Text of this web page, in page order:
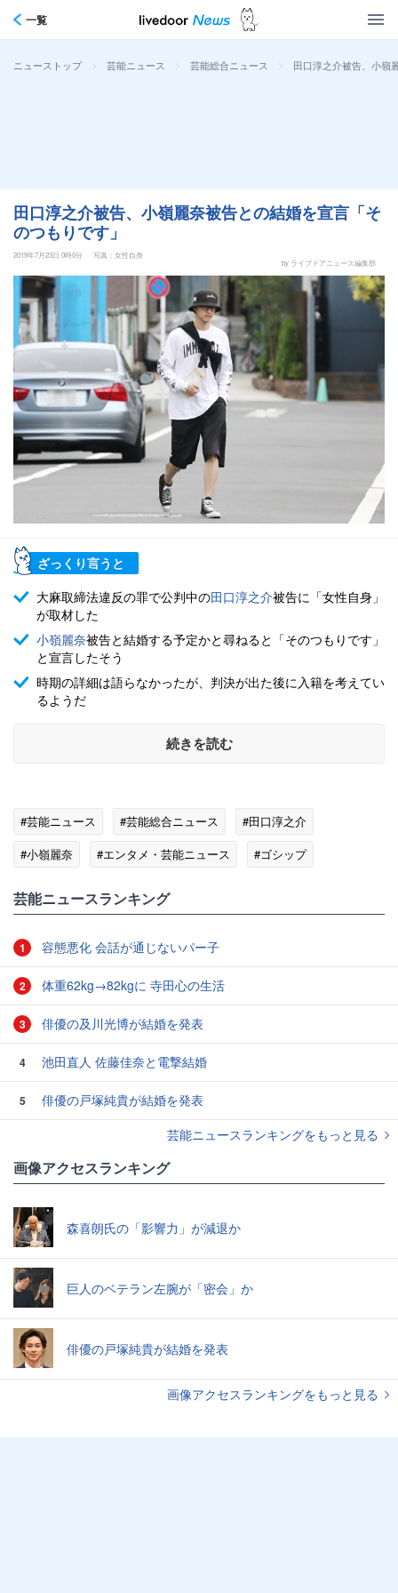
一覧
ニューストップ > 芸能ニュース > 芸能総合ニュース > 田口淳之介被告、小嶺
田口淳之介被告、小嶺麗奈被告との結婚を宣言「そ
のつもりです」
2019年7月23日 0時0分
写真：女性自身
by ライブドアニュース編集部
ざっくり言うと
大麻取締法違反の罪で公判中の田口淳之介被告に「女性自身」
が取材した
小嶺麗奈被告と結婚する予定かと尋ねると「そのつもりです」
と宣言したそう
時期の詳細は語らなかったが、判決が出た後に入籍を考えてい
るようだ
続きを読む
#芸能ニュース #芸能総合ニュース
#田口淳之介
#小嶺麗奈
#エンタメ・芸能ニュース #ゴシップ
芸能ニュースランキング
1 容態悪化 会話が通じないパー子
2 体重62kg→82kgに 寺田心の生活
3 俳優の及川光博が結婚を発表
4 池田直人 佐藤佳奈と電撃結婚
5
俳優の戸塚純貴が結婚を発表
芸能ニュースランキングをもっと見る
画像アクセスランキング
森喜朗氏の「影響力」が減退か
巨人のベテラン左腕が「密会」か
俳優の戸塚純貴が結婚を発表
画像アクセスランキングをもっと見る